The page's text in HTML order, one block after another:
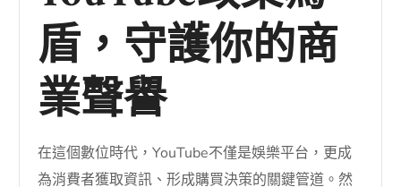
盾，守護你的商
業聲譽
在這個數位時代，YouTube不僅是娛樂平台，更成
為消費者獲取資訊、形成購買決策的關鍵管道。然